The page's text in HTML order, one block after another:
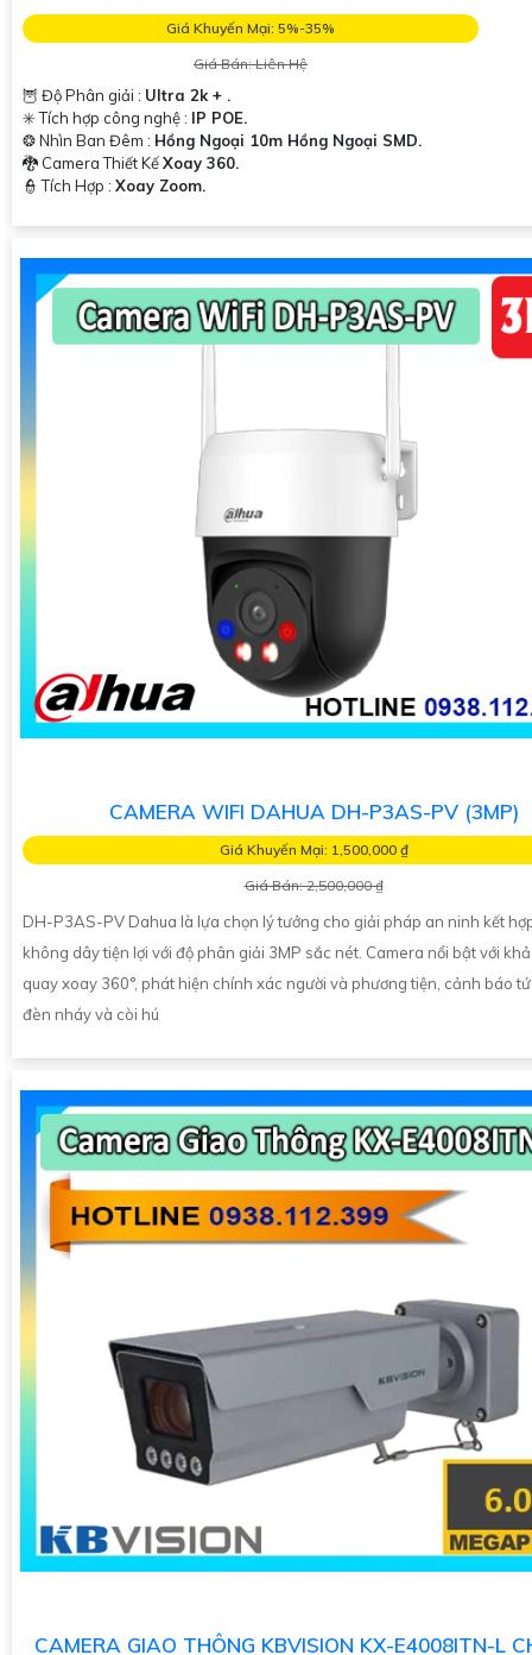
Giá Khuyến Mại: 5%-35%
Giá Bán: Liên Hệ
🦉 Độ Phân giải : Ultra 2k + .
✳️ Tích hợp công nghệ : IP POE.
❂ Nhìn Ban Đêm : Hồng Ngoại 10m Hồng Ngoại SMD.
🐉️ Camera Thiết KếXoay 360.
️👮 Tích Hợp : Xoay Zoom.
CAMERA WIFI DAHUA DH-P3AS-PV (3MP)
Giá Khuyến Mại: 1,500,000 ₫
Giá Bán: 2,500,000 ₫
DH-P3AS-PV Dahua là lựa chọn lý tưởng cho giải pháp an ninh kết
không dây tiện lợi với độ phân giải 3MP sắc nét. Camera nổi bật với
quay xoay 360°, phát hiện chính xác người và phương tiện, cảnh báo
đèn nháy và còi hú
CAMERA GIAO THÔNG KBVISION KX-E4008ITN-L